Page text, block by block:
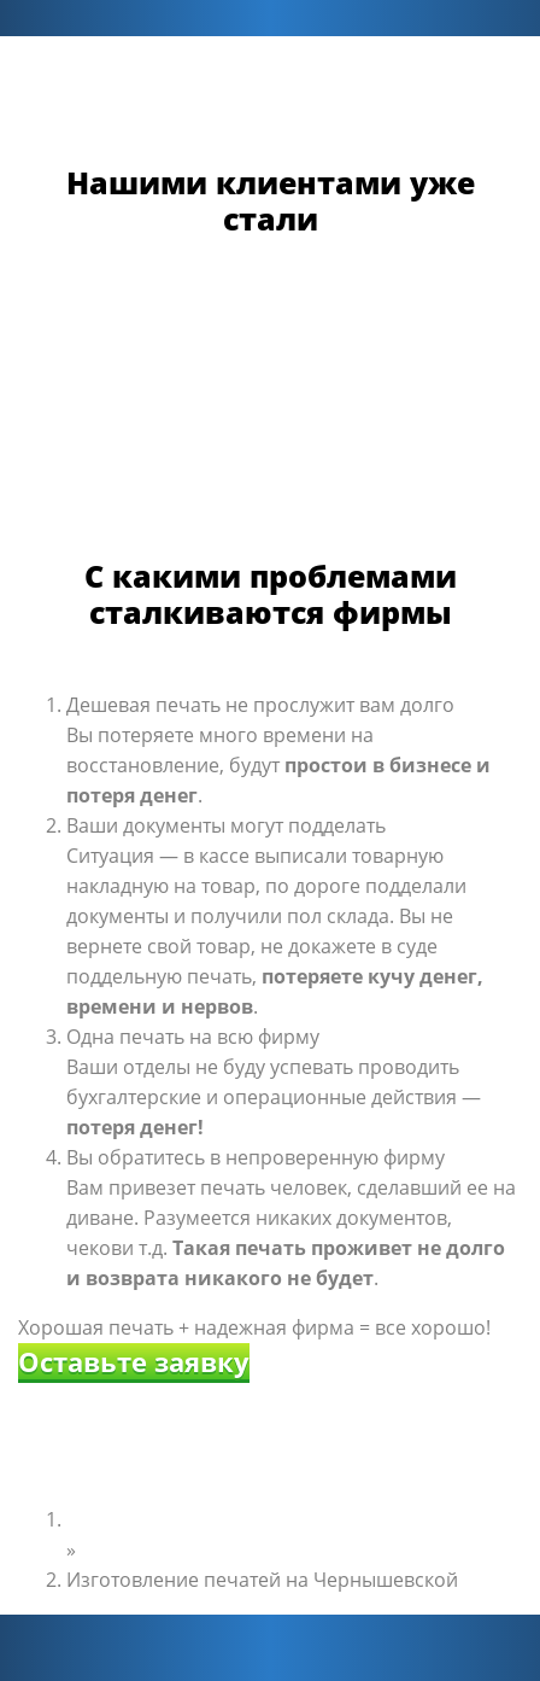
Нашими клиентами уже
стали
С какими проблемами
сталкиваются фирмы
Дешевая печать не прослужит вам долго
Вы потеряете много времени на
восстановление, будут простои в бизнесе и
потеря денег.
Ваши документы могут подделать
Ситуация — в кассе выписали товарную
накладную на товар, по дороге подделали
документы и получили пол склада. Вы не
вернете свой товар, не докажете в суде
поддельную печать, потеряете кучу денег,
времени и нервов.
Одна печать на всю фирму
Ваши отделы не буду успевать проводить
бухгалтерские и операционные действия —
потеря денег!
Вы обратитесь в непроверенную фирму
Вам привезет печать человек, сделавший ее на
диване. Разумеется никаких документов,
чекови т.д. Такая печать проживет не долго
и возврата никакого не будет.
Хорошая печать + надежная фирма = все хорошо!
Оставьте заявку
»
Изготовление печатей на Чернышевской